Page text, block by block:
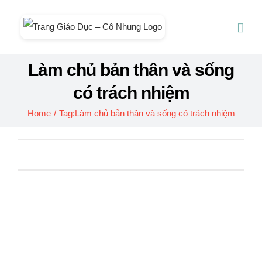
Làm chủ bản thân và sống
có trách nhiệm
Home / Tag:Làm chủ bản thân và sống có trách nhiệm